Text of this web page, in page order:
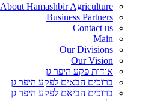
About Hamashbir Agriculture
Business Partners
Contact us
Main
Our Divisions
Our Vision
אודות פקע היפר גן
ברוכים הבאים לפקע היפר גן
ברוכים הביאם לפקע היפר גן